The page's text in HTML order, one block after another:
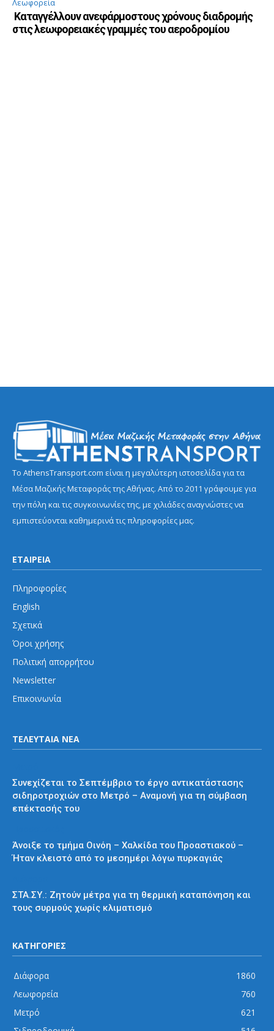
Λεωφορεία
Καταγγέλλουν ανεφάρμοστους χρόνους διαδρομής
στις λεωφορειακές γραμμές του αεροδρομίου
Το AthensTransport.com είναι η μεγαλύτερη ιστοσελίδα για τα
Μέσα Μαζικής Μεταφοράς της Αθήνας. Από το 2011 γράφουμε για
την πόλη και τις συγκοινωνίες της, με χιλιάδες αναγνώστες να
εμπιστεύονται καθημερινά τις πληροφορίες μας.
ΕΤΑΙΡΕΙΑ
Πληροφορίες
English
Σχετικά
Όροι χρήσης
Πολιτική απορρήτου
Newsletter
Επικοινωνία
ΤΕΛΕΥΤΑΙΑ ΝΕΑ
Συνεχίζεται το Σεπτέμβριο το έργο αντικατάστασης
σιδηροτροχιών στο Μετρό – Αναμονή για τη σύμβαση
επέκτασής του
Άνοιξε το τμήμα Οινόη – Χαλκίδα του Προαστιακού –
Ήταν κλειστό από το μεσημέρι λόγω πυρκαγιάς
ΣΤΑ.ΣΥ.: Ζητούν μέτρα για τη θερμική καταπόνηση και
τους συρμούς χωρίς κλιματισμό
ΚΑΤΗΓΟΡΙΕΣ
Διάφορα
1860
Λεωφορεία
760
Μετρό
621